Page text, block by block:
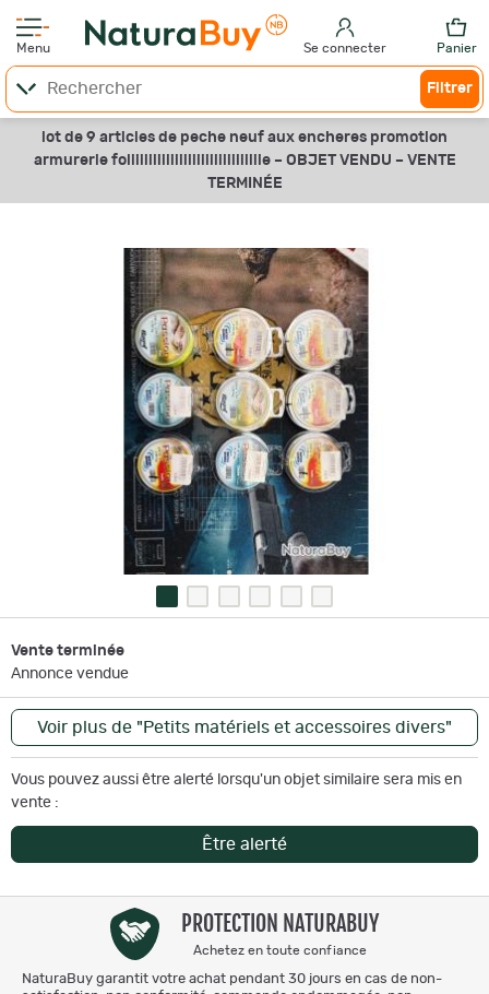
Menu Se connecter Panier
Filtrer
lot de 9 articles de peche neuf aux encheres promotion
armurerie foliiiiiiiiiiiiiiiiiiiiiiiiiiiiiie – OBJET VENDU – VENTE
TERMINÉE
Vente terminée
Annonce vendue
Voir plus de "Petits matériels et accessoires divers"
Vous pouvez aussi être alerté lorsqu'un objet similaire sera mis en
vente :
Être alerté
PROTECTION NATURABUY
Achetez en toute confiance
NaturaBuy garantit votre achat pendant 30 jours en cas de non-